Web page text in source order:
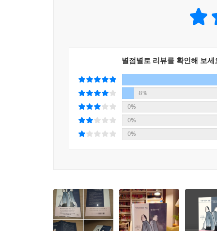
이 책을 통해 우리는 우리가 놓치기 쉬운 관계의
여기에 더해 먹고 자는 일부터 학업과 교우관계
돌아보도록 만든다. 관계를 바로 볼 수 있어야
변화를 감수하더라도 관계를 바꾸기 위해 노
첫머리에 놓일 책이다.
잘못된 관계를 놓아주고 엇나간 인생을 바로 잡다
용기를 갖고 관계를 놓아주는 것이 바람직하다.
‘새로운 조화’ 상태의 연결이다. 그 단계에 도달하
별점별로 리뷰를 확인해 보세
8%
0%
0%
0%